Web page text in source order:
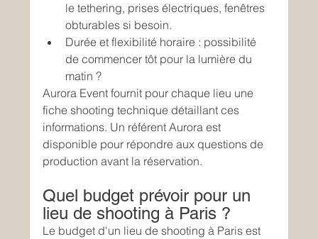
le tethering, prises électriques, fenêtres
obturables si besoin.
Durée et flexibilité horaire : possibilité
de commencer tôt pour la lumière du
matin ?
Aurora Event fournit pour chaque lieu une
fiche shooting technique détaillant ces
informations. Un référent Aurora est
disponible pour répondre aux questions de
production avant la réservation.
Quel budget prévoir pour un
lieu de shooting à Paris ?
Le budget d'un lieu de shooting à Paris est